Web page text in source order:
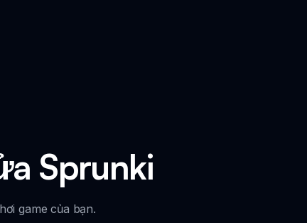
Sprunki
game của bạn.